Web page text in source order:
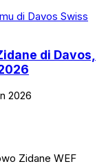
di Davos,
2026
Zidane WEF